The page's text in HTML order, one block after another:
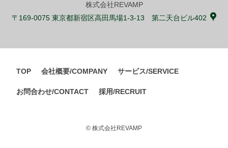
株式会社REVAMP
〒169-0075 東京都新宿区高田馬場1-3-13 第二天台ビル402
TOP 会社概要/COMPANY サービス/SERVICE
お問合わせ/CONTACT 採用/RECRUIT
© 株式会社REVAMP